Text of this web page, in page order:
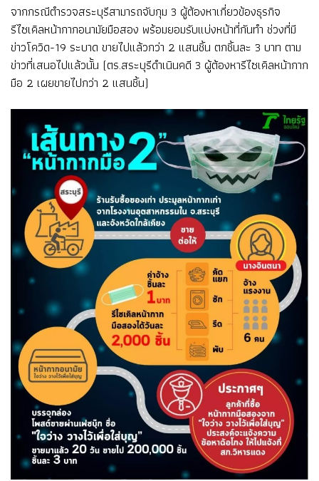
จากกรณีตำรวจสระบุรีสามารถจับกุม 3 ผู้ต้องหาเกี่ยวข้องธุรกิจ
รีไซเคิลหน้ากากอนามัยมือสอง พร้อมยอมรับแบ่งหน้าที่กันทำ ช่วงที่มี
ข่าวโควิด-19 ระบาด ขายไปแล้วกว่า 2 แสนชิ้น ตกชิ้นละ 3 บาท ตาม
ข่าวที่เสนอไปแล้วนั้น (ตร.สระบุรีดำเนินคดี 3 ผู้ต้องหารีไซเคิลหน้ากาก
มือ 2 เผยขายไปกว่า 2 แสนชิ้น)